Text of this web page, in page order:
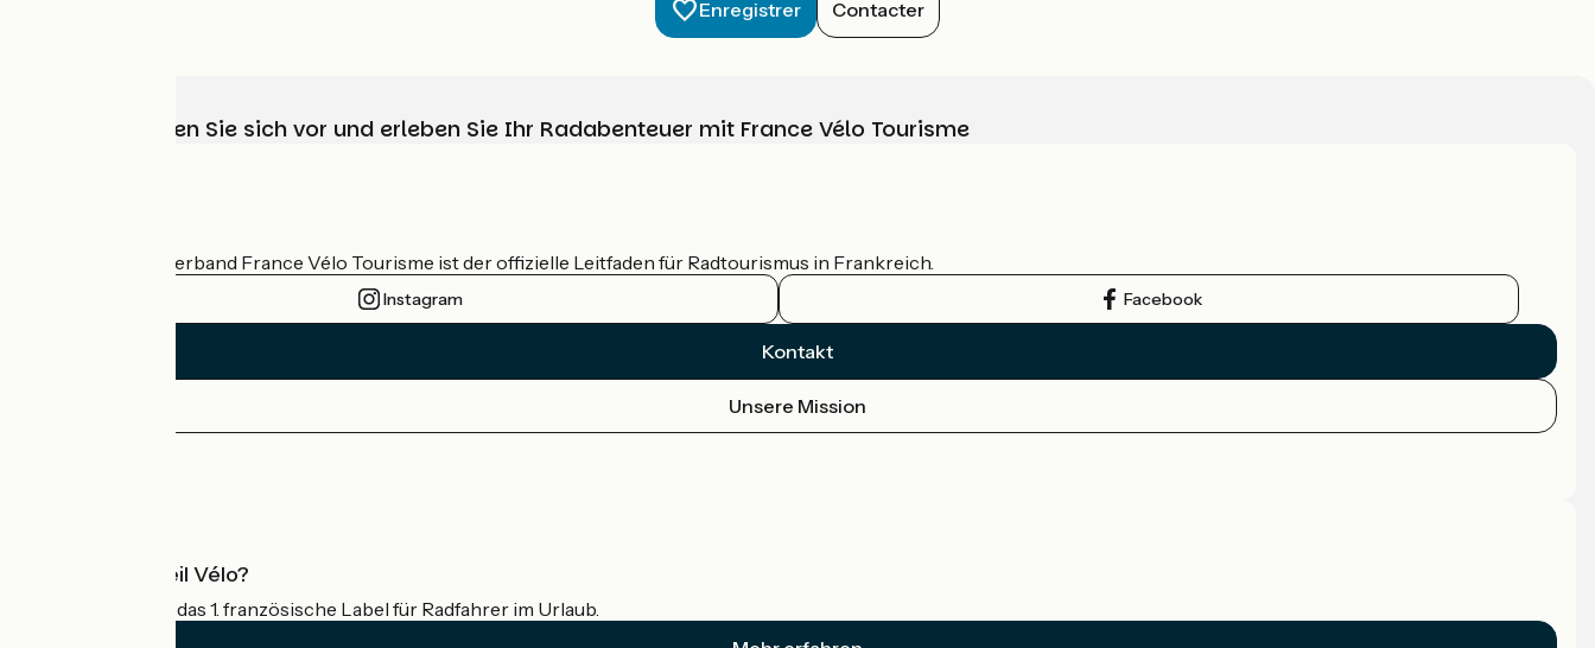
Enregistrer Contacter
Wählen, bereiten Sie sich vor und erleben Sie Ihr Radabenteuer mit France Vélo Tourisme
Der nationale Verband France Vélo Tourisme ist der offizielle Leitfaden für Radtourismus in Frankreich.
Instagram Facebook
Kontakt
Unsere Mission
Was ist Accueil Vélo?
Accueil Vélo ist das 1. französische Label für Radfahrer im Urlaub.